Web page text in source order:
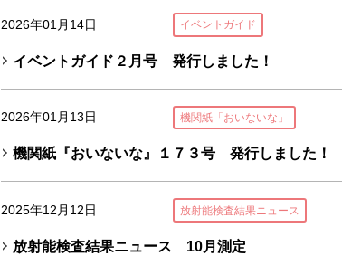
2026年01月14日 イベントガイド
イベントガイド２月号 発行しました！
2026年01月13日 機関紙「おいないな」
機関紙『おいないな』１７３号 発行しました！
2025年12月12日 放射能検査結果ニュース
放射能検査結果ニュース 10月測定